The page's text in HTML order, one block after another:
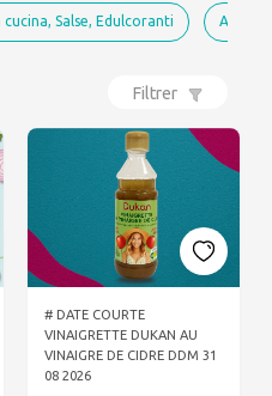
cucina, Salse, Edulcoranti
Filtrer
# DATE COURTE
VINAIGRETTE DUKAN AU
VINAIGRE DE CIDRE DDM 31
08 2026